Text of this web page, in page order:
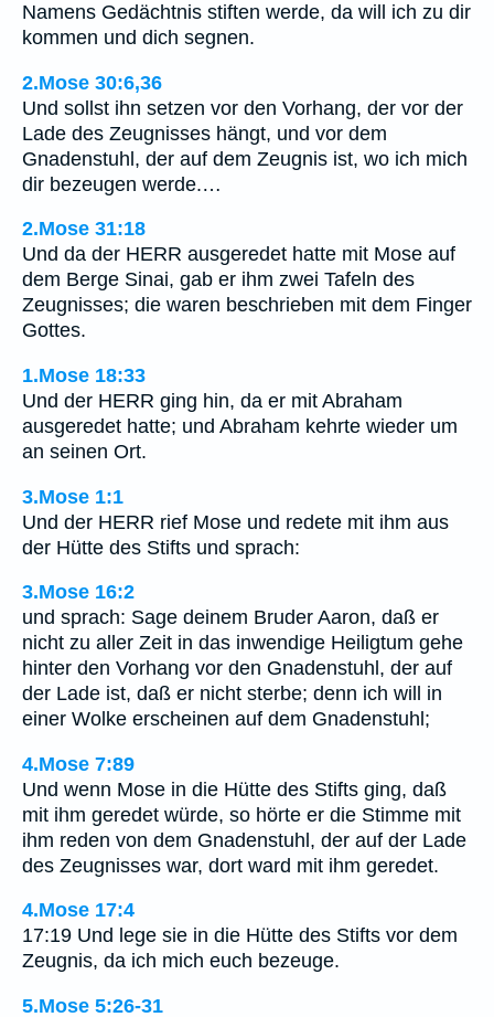
Namens Gedächtnis stiften werde, da will ich zu dir
kommen und dich segnen.
2.Mose 30:6,36
Und sollst ihn setzen vor den Vorhang, der vor der
Lade des Zeugnisses hängt, und vor dem
Gnadenstuhl, der auf dem Zeugnis ist, wo ich mich
dir bezeugen werde.…
2.Mose 31:18
Und da der HERR ausgeredet hatte mit Mose auf
dem Berge Sinai, gab er ihm zwei Tafeln des
Zeugnisses; die waren beschrieben mit dem Finger
Gottes.
1.Mose 18:33
Und der HERR ging hin, da er mit Abraham
ausgeredet hatte; und Abraham kehrte wieder um
an seinen Ort.
3.Mose 1:1
Und der HERR rief Mose und redete mit ihm aus
der Hütte des Stifts und sprach:
3.Mose 16:2
und sprach: Sage deinem Bruder Aaron, daß er
nicht zu aller Zeit in das inwendige Heiligtum gehe
hinter den Vorhang vor den Gnadenstuhl, der auf
der Lade ist, daß er nicht sterbe; denn ich will in
einer Wolke erscheinen auf dem Gnadenstuhl;
4.Mose 7:89
Und wenn Mose in die Hütte des Stifts ging, daß
mit ihm geredet würde, so hörte er die Stimme mit
ihm reden von dem Gnadenstuhl, der auf der Lade
des Zeugnisses war, dort ward mit ihm geredet.
4.Mose 17:4
17:19 Und lege sie in die Hütte des Stifts vor dem
Zeugnis, da ich mich euch bezeuge.
5.Mose 5:26-31